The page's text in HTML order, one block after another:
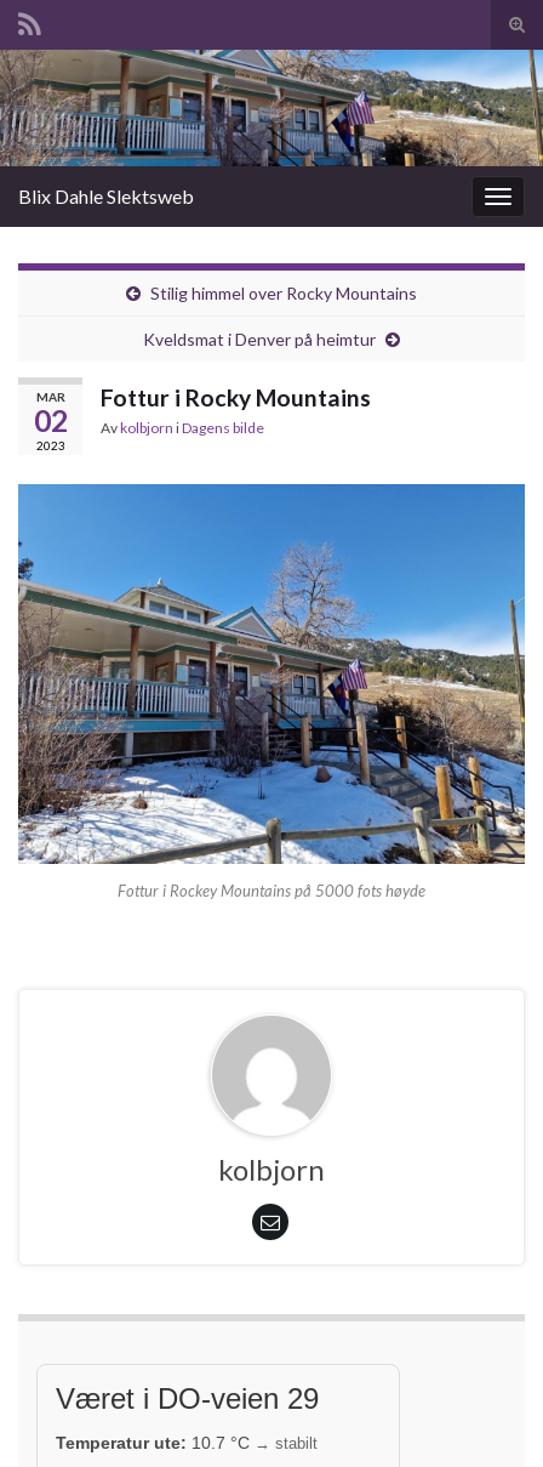
Slå
av/
Search for:
Slåu
av/på
Blix Dahle Slektsweb
Stilig himmel over Rocky Mountains
Kveldsmat i Denver på heimtur
MAR
02
2023
Fottur i Rocky Mountains
Avkolbjorn iDagens bilde
Fottur i Rockey Mountains på 5000 fots høyde
kolbjorn
Været i DO-veien 29
Temperatur ute: 10.7 °C → stabilt